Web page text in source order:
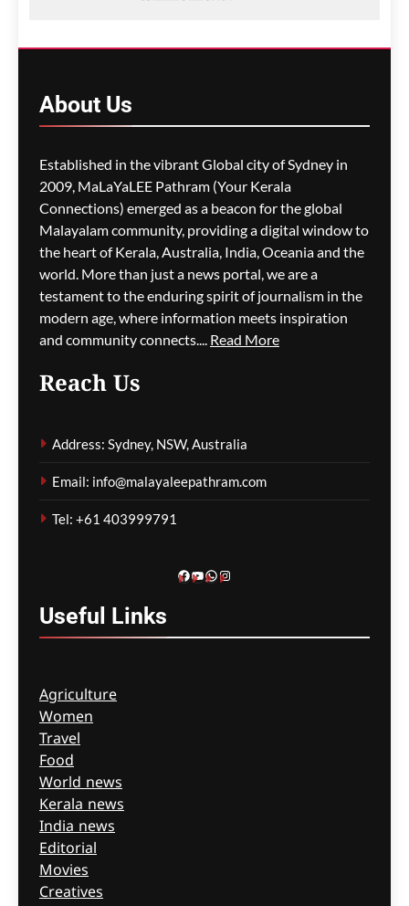
സർക്കാരിനെതിരെ
പ്രവാസികളിൽ ആശങ്ക
ഗീത ദാസ്‌ 2 hours ago
ജീവനക്കാരുടെ ക്ഷാമം –
സിഡ്നി
വിമാനത്താവളത്തിൽ
നൂറിലധികം സർവീസുകൾ
വൈകി
വയോധികർ മരിച്ച
സംഭവം; മെൽബൺ സെന്റ്
ഇൻക്വസ്റ്റിൽ ഹാജരായി
About Us
Established in the vibrant Global city of Sydney in
2009, MaLaYaLEE Pathram (Your Kerala
Connections) emerged as a beacon for the global
Malayalam community, providing a digital window to
the heart of Kerala, Australia, India, Oceania and the
world. More than just a news portal, we are a
testament to the enduring spirit of journalism in the
modern age, where information meets inspiration
and community connects.... Read More
Reach Us
Address: Sydney, NSW, Australia
Email: info@malayaleepathram.com
Tel: +61 403999791
Facebook
YouTube
WhatsApp
Instagram
Useful Links
Agriculture
Women
Travel
Food
World news
Kerala news
India news
Editorial
Movies
Creatives